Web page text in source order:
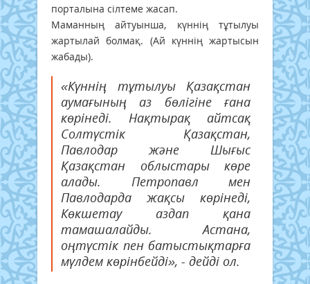
порталына сілтеме жасап.
Маманның айтуынша, күннің тұтылуы
жартылай болмақ. (Ай күннің жартысын
жабады).
«Күннің тұтылуы Қазақстан
аумағының аз бөлігіне ғана
көрінеді. Нақтырақ айтсақ
Солтүстік Қазақстан,
Павлодар және Шығыс
Қазақстан облыстары көре
алады. Петропавл мен
Павлодарда жақсы көрінеді,
Көкшетау аздап қана
тамашалайды. Астана,
оңтүстік пен батыстықтарға
мүлдем көрінбейді», - дейді ол.